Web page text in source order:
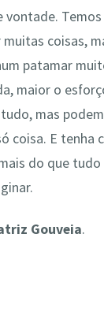
vontade.
muitas coisas,
patamar
maior o
mas
coisa. E tenha
do que tudo
Gouveia.